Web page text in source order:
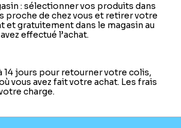
: sélectionner vos produits dans
proche de chez vous et retirer votre
et gratuitement dans le magasin au
effectué l’achat.
14 jours pour retourner votre colis,
vous avez fait votre achat. Les frais
charge.